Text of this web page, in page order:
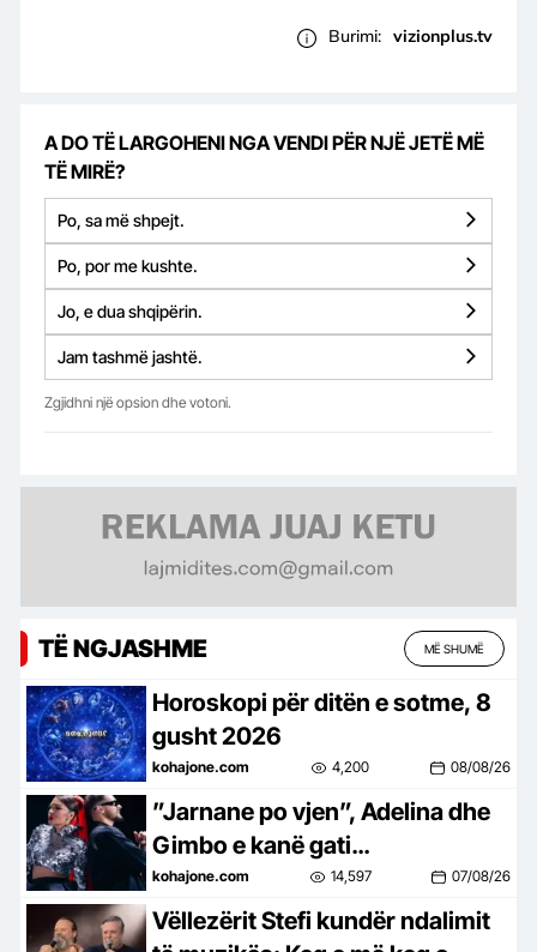
Burimi: vizionplus.tv
A DO TË LARGOHENI NGA VENDI PËR NJË JETË MË
TË MIRË?
Po, sa më shpejt.
Po, por me kushte.
Jo, e dua shqipërin.
Jam tashmë jashtë.
Zgjidhni një opsion dhe votoni.
TË NGJASHME MË SHUMË
Horoskopi për ditën e sotme, 8
gusht 2026
kohajone.com 4,200 08/08/26
”Jarnane po vjen”, Adelina dhe
Gimbo e kanë gati
bashkëpunimin e parë
kohajone.com 14,597 07/08/26
Vëllezërit Stefi kundër ndalimit